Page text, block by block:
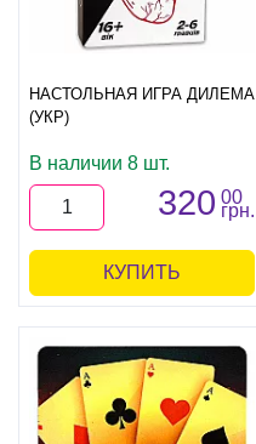
НАСТОЛЬНАЯ ИГРА ДИЛЕМА
(УКР)
В наличии 8 шт.
320 00
грн.
КУПИТЬ